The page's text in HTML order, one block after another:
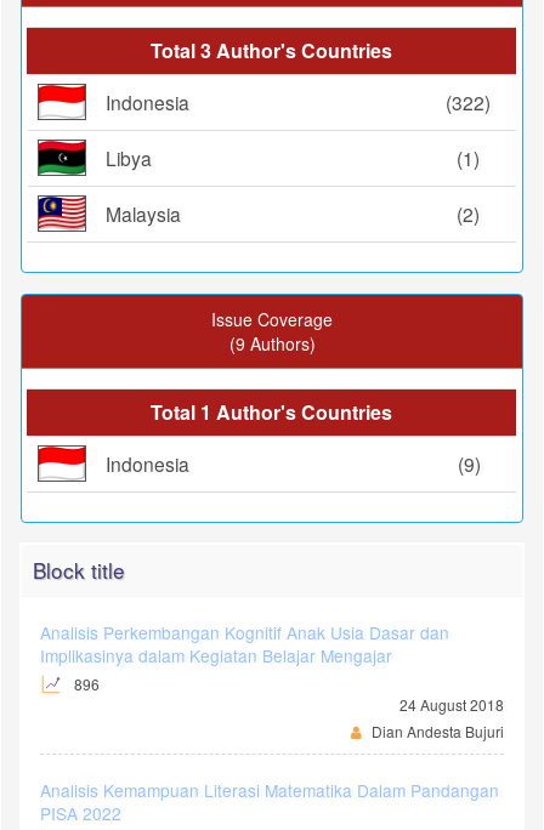
Total 3 Author's Countries
Indonesia (322)
Libya (1)
Malaysia (2)
Issue Coverage
(9 Authors)
Total 1 Author's Countries
Indonesia (9)
Block title
Analisis Perkembangan Kognitif Anak Usia Dasar dan
Implikasinya dalam Kegiatan Belajar Mengajar
896
24 August 2018
Dian Andesta Bujuri
Analisis Kemampuan Literasi Matematika Dalam Pandangan
PISA 2022